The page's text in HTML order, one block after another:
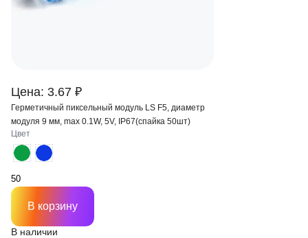
Цена: 3.67 ₽
Герметичный пиксельный модуль LS F5, диаметр
модуля 9 мм, max 0.1W, 5V, IP67(спайка 50шт)
В наличии
Цвет
В корзину